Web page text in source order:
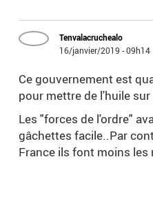
Tenvalacruchealo
16/janvier/2019 - 09h14
Ce gouvernement est
pour mettre de l'huile sur
Les "forces de l'ordre"
gâchettes facile..Par
France ils font moins les